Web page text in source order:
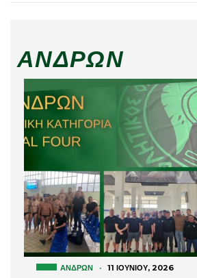
ΑΝΔΡΏΝ
ΑΝΔΡΏΝ · 11 ΙΟΥΝΊΟΥ, 2026